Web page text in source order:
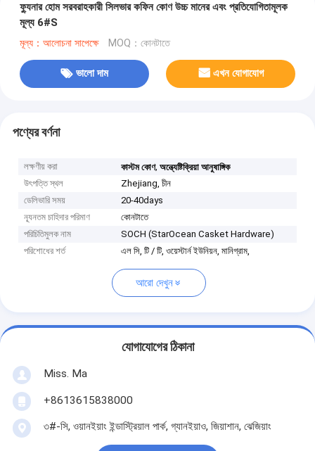
ফ্যুনার হোম সরবরাহকারী সিলভার কফিন কোণ উচ্চ মানের এবং প্রতিযোগিতামূলক
মূল্য 6#S
মূল্য：আলোচনা সাপেক্ষে MOQ：কোনটাতে
ভালো দাম এখন যোগাযোগ
পণ্যের বর্ণনা
লক্ষণীয় করা কাস্টম কোণ,অন্ত্যেষ্টিক্রিয়া আনুষাঙ্গিক
উৎপত্তি স্থল
Zhejiang, চীন
ডেলিভারি সময়
20-40days
ন্যূনতম চাহিদার পরিমাণ
কোনটাতে
পরিচিতিমুলক নাম
SOCH (StarOcean Casket Hardware)
পরিশোধের শর্ত
এল সি, টি / টি, ওয়েস্টার্ন ইউনিয়ন, মানিগ্রাম,
আরো দেখুন
যোগাযোগের ঠিকানা
Miss. Ma
+8613615838000
৩#-সি, ওয়ানইয়াং ইন্ডাস্ট্রিয়াল পার্ক, গ্যানইয়াও, জিয়াশান, ঝেজিয়াং